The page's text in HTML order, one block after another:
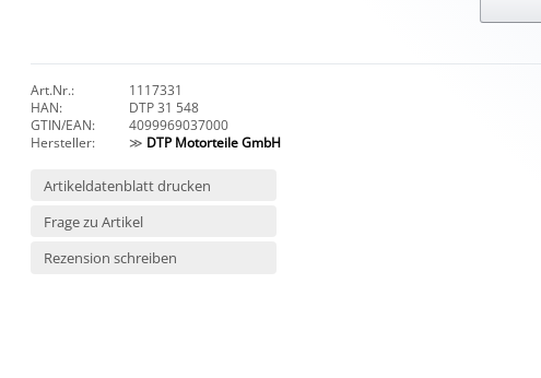
Art.Nr.:
1117331
HAN:
DTP 31 548
GTIN/EAN:
4099969037000
Hersteller:
≫ DTP Motorteile GmbH
Artikeldatenblatt drucken
Frage zu Artikel
Rezension schreiben